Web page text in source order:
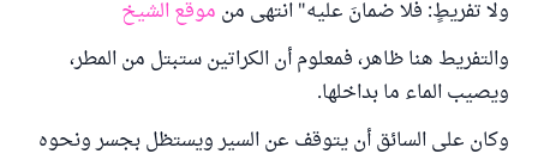
ولا تفريطٍ: فلا ضمانَ عليه" انتهى من موقع الشيخ
والتفريط هنا ظاهر، فمعلوم أن الكراتين ستبتل من المطر،
ويصيب الماء ما بداخلها.
وكان على السائق أن يتوقف عن السير ويستظل بجسر ونحوه